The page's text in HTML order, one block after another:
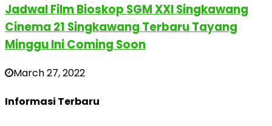
Jadwal Film Bioskop SGM XXI Singkawang
Cinema 21 Singkawang Terbaru Tayang
Minggu Ini Coming Soon
March 27, 2022
Informasi Terbaru